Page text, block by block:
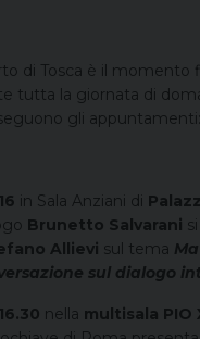
di Tosca è il momento
tutta la giornata di
gli appuntamenti:
in Sala Anziani di
Brunetto Salvarani
Allievi sul tema
sul dialogo
nella multisala PIO